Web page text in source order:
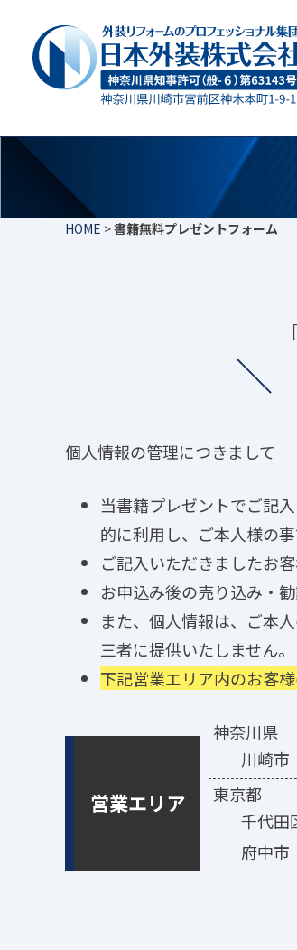
HOME >書籍無料プレゼントフォーム
個人情報の管理につきまして
当書籍プレゼントでご記
的に利用し、ご本人様の
ご記入いただきましたお
お申込み後の売り込み・
また、個人情報は、ご本
三者に提供いたしません。
下記営業エリア内のお客様
営業エリア
神奈川県
川崎市
東京都
千代田
府中市